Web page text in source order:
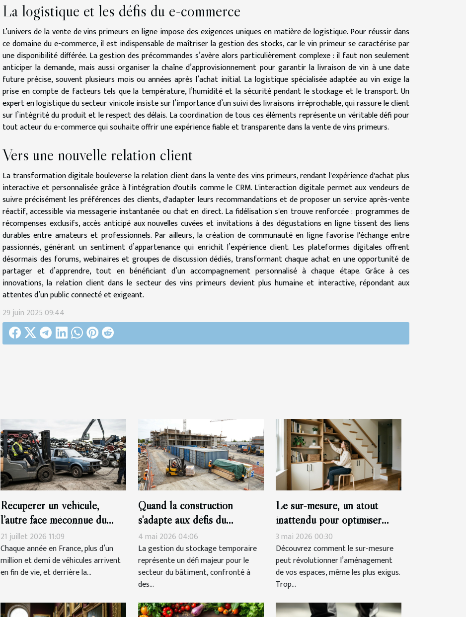
La logistique et les défis du e-commerce
L’univers de la vente de vins primeurs en ligne impose des exigences uniques en matière de logistique. Pour réussir dans
ce domaine du e-commerce, il est indispensable de maîtriser la gestion des stocks, car le vin primeur se caractérise par
une disponibilité différée. La gestion des précommandes s’avère alors particulièrement complexe : il faut non seulement
anticiper la demande, mais aussi organiser la chaîne d’approvisionnement pour garantir la livraison de vin à une date
future précise, souvent plusieurs mois ou années après l’achat initial. La logistique spécialisée adaptée au vin exige la
prise en compte de facteurs tels que la température, l’humidité et la sécurité pendant le stockage et le transport. Un
expert en logistique du secteur vinicole insiste sur l’importance d’un suivi des livraisons irréprochable, qui rassure le client
sur l’intégrité du produit et le respect des délais. La coordination de tous ces éléments représente un véritable défi pour
tout acteur du e-commerce qui souhaite offrir une expérience fiable et transparente dans la vente de vins primeurs.
Vers une nouvelle relation client
La transformation digitale bouleverse la relation client dans la vente des vins primeurs, rendant l'expérience d'achat plus
interactive et personnalisée grâce à l'intégration d'outils comme le CRM. L'interaction digitale permet aux vendeurs de
suivre précisément les préférences des clients, d'adapter leurs recommandations et de proposer un service après-vente
réactif, accessible via messagerie instantanée ou chat en direct. La fidélisation s'en trouve renforcée : programmes de
récompenses exclusifs, accès anticipé aux nouvelles cuvées et invitations à des dégustations en ligne tissent des liens
durables entre amateurs et professionnels. Par ailleurs, la création de communauté en ligne favorise l'échange entre
passionnés, générant un sentiment d’appartenance qui enrichit l’expérience client. Les plateformes digitales offrent
désormais des forums, webinaires et groupes de discussion dédiés, transformant chaque achat en une opportunité de
partager et d’apprendre, tout en bénéficiant d’un accompagnement personnalisé à chaque étape. Grâce à ces
innovations, la relation client dans le secteur des vins primeurs devient plus humaine et interactive, répondant aux
attentes d’un public connecté et exigeant.
29 juin 2025 09:44
Récupérer un véhicule,
l’autre face méconnue du
recyclage automobile
21 juillet 2026 11:09
Chaque année en France, plus d’un
million et demi de véhicules arrivent
en fin de vie, et derrière la...
Quand la construction
s'adapte aux défis du
stockage temporaire
4 mai 2026 04:06
La gestion du stockage temporaire
représente un défi majeur pour le
secteur du bâtiment, confronté à
des...
Le sur-mesure, un atout
inattendu pour optimiser
chaque recoin
3 mai 2026 00:30
Découvrez comment le sur-mesure
peut révolutionner l’aménagement
de vos espaces, même les plus exigus.
Trop...